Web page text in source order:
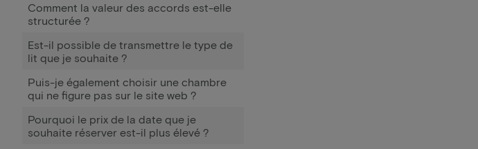
Comment la valeur des accords est-elle
structurée ?
Est-il possible de transmettre le type de
lit que je souhaite ?
Puis-je également choisir une chambre
qui ne figure pas sur le site web ?
Pourquoi le prix de la date que je
souhaite réserver est-il plus élevé ?